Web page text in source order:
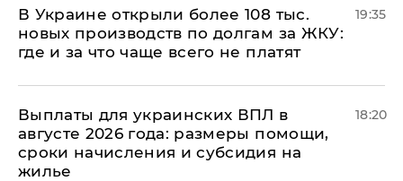
В Украине открыли более 108 тыс.
новых производств по долгам за ЖКУ:
где и за что чаще всего не платят
19:35
Выплаты для украинских ВПЛ в
августе 2026 года: размеры помощи,
сроки начисления и субсидия на
жилье
18:20